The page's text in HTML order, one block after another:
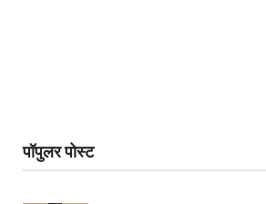
पॉपुलर पोस्ट